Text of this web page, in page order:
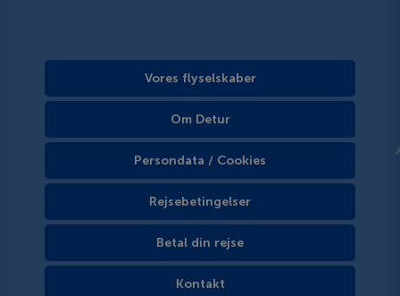
Vores flyselskaber
Om Detur
Persondata / Cookies
Rejsebetingelser
Betal din rejse
Kontakt